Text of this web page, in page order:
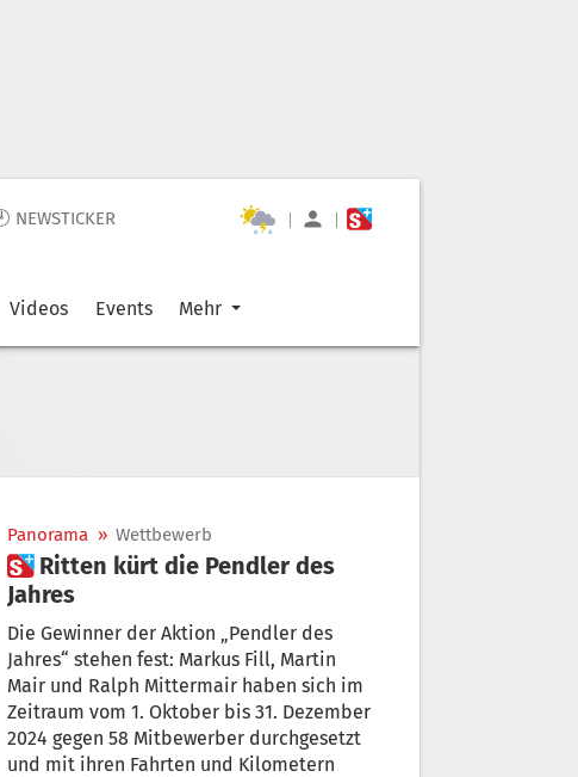
NEWSTICKER | |
Videos Events Mehr
Panorama » Wettbewerb
 Ritten kürt die Pendler des
Jahres
Die Gewinner der Aktion „Pendler des
Jahres“ stehen fest: Markus Fill, Martin
Mair und Ralph Mittermair haben sich im
Zeitraum vom 1. Oktober bis 31. Dezember
2024 gegen 58 Mitbewerber durchgesetzt
und mit ihren Fahrten und Kilometern